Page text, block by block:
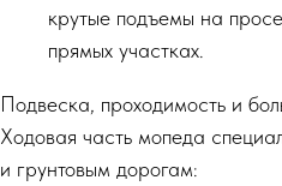
крутые подъемы на
прямых участках.
Подвеска, проходимость и
Ходовая часть мопеда
и грунтовым дорогам: